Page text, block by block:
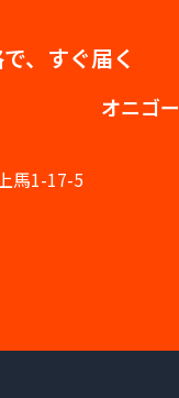
、すぐ届く
オニゴー
馬1-17-5